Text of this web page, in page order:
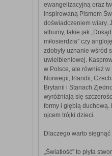
ewangelizacyjną oraz
inspirowaną Pismem
doświadczeniem wiary.
albumy, takie jak „Dokąd
miłosierdzia” czy
zdobyły uznanie wśród
uwielbieniowej.
w Polsce, ale również w
Norwegii, Irlandii,
Brytanii i Stanach
wyróżniają się
formy i głębią
ojcem trójki dzieci.
Dlaczego warto
„Światłość” to płyta